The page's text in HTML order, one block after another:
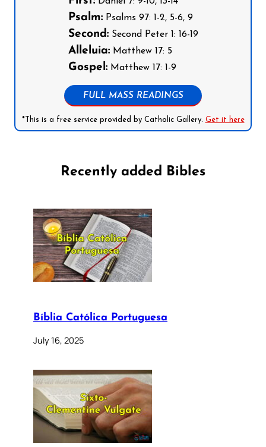
Psalm:Psalms 97: 1-2, 5-6, 9
Second:Second Peter 1: 16-19
Alleluia:Matthew 17: 5
Gospel:Matthew 17: 1-9
FULL MASS READINGS
*This is a free service provided by Catholic Gallery. Get it here
Recently added Bibles
Bíblia Católica Portuguesa
July 16, 2025